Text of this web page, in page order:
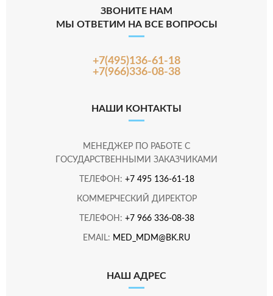
ЗВОНИТЕ НАМ
МЫ ОТВЕТИМ НА ВСЕ ВОПРОСЫ
+7(495)136-61-18
+7(966)336-08-38
НАШИ КОНТАКТЫ
МЕНЕДЖЕР ПО РАБОТЕ С
ГОСУДАРСТВЕННЫМИ ЗАКАЗЧИКАМИ
ТЕЛЕФОН: +7 495 136-61-18
КОММЕРЧЕСКИЙ ДИРЕКТОР
ТЕЛЕФОН: +7 966 336-08-38
EMAIL: MED_MDM@BK.RU
НАШ АДРЕС